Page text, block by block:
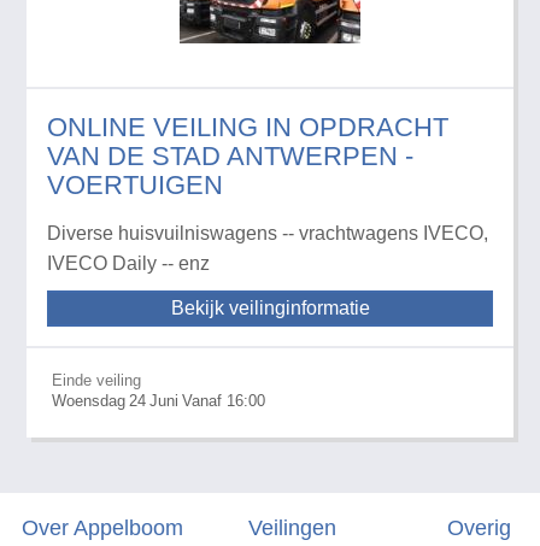
ONLINE VEILING IN OPDRACHT
VAN DE STAD ANTWERPEN -
VOERTUIGEN
Diverse huisvuilniswagens -- vrachtwagens IVECO,
IVECO Daily -- enz
Bekijk veilinginformatie
Einde veiling
Woensdag 24 Juni Vanaf 16:00
Over Appelboom Veilingen Overig